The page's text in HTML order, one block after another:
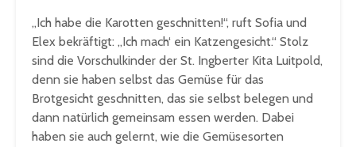
„Ich habe die Karotten geschnitten!“, ruft Sofia und
Elex bekräftigt: „Ich mach‘ ein Katzengesicht.“ Stolz
sind die Vorschulkinder der St. Ingberter Kita Luitpold,
denn sie haben selbst das Gemüse für das
Brotgesicht geschnitten, das sie selbst belegen und
dann natürlich gemeinsam essen werden. Dabei
haben sie auch gelernt, wie die Gemüsesorten